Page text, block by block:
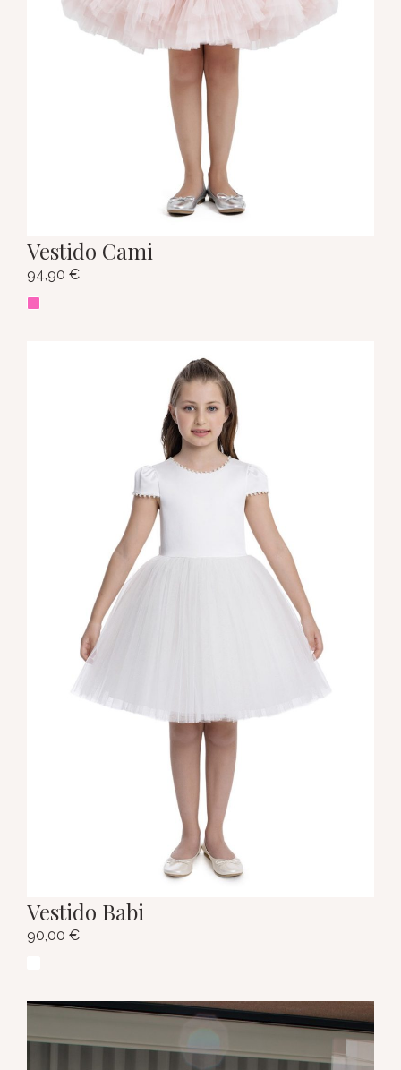
Vestido Cami
94,90 €
Vestido Babi
90,00 €